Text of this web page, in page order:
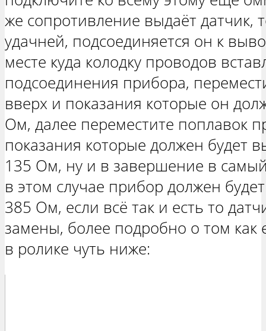
же сопротивление выдаёт датчик,
удачней, подсоединяется он к
месте куда колодку проводов
подсоединения прибора,
вверх и показания которые он
Ом, далее переместите поплавок
показания которые должен будет
135 Ом, ну и в завершение в
в этом случае прибор должен
385 Ом, если всё так и есть то
замены, более подробно о том как
в ролике чуть ниже: